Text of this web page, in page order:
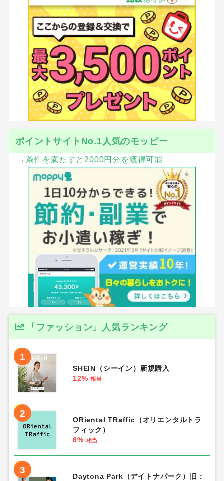
ポイントサイトNo.1人気のモッピー
→ 条件を満たすと2000円分を獲得可能
「ファッション」人気ランキング
1
SHEIN（シーイン）新規購入
12% 相当
2
ORiental TRaffic（オリエンタルトラ
フィック）
6% 相当
3
Daytona Park（デイトナパーク）旧：